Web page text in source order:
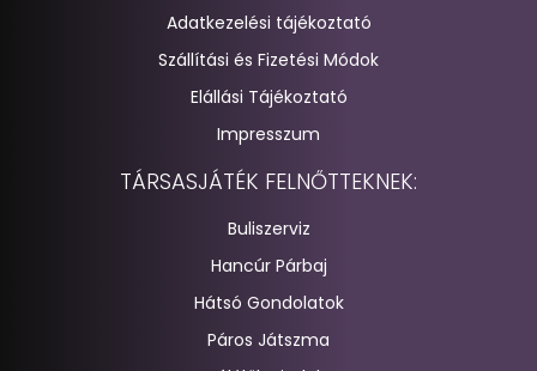
Adatkezelési tájékoztató
Szállítási és Fizetési Módok
Elállási Tájékoztató
Impresszum
TÁRSASJÁTÉK FELNŐTTEKNEK:
Buliszerviz
Hancúr Párbaj
Hátsó Gondolatok
Páros Játszma